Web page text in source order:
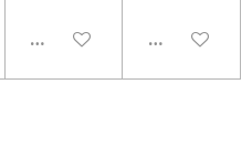
UITGESCHAKELD